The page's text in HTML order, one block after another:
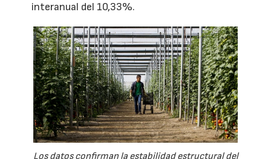
interanual del 10,33%.
Los datos confirman la estabilidad estructural del